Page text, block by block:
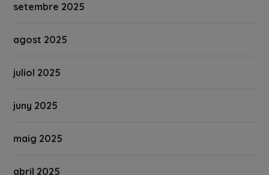
setembre 2025
agost 2025
juliol 2025
juny 2025
maig 2025
abril 2025